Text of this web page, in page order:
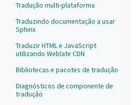
Tradução multi-plataforma
Traduzindo documentação a usar
Sphinx
Traduzir HTML e JavaScript
utilizando Weblate CDN
Bibliotecas e pacotes de tradução
Diagnósticos de componente de
tradução